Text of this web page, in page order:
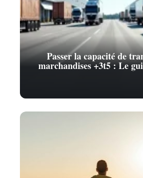
Passer la capacité de
marchandises +3t5 : Le